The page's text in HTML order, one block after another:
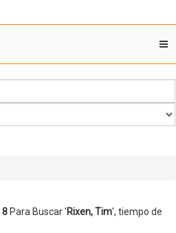
8 Para Buscar 'Rixen, Tim', tiempo de